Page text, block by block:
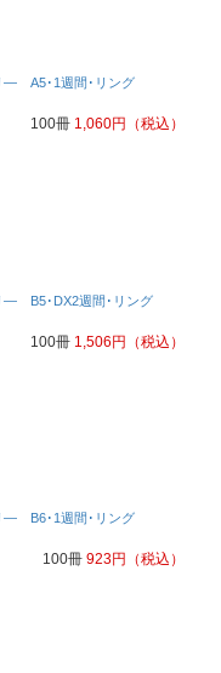
― A5･1週間･リング
100冊 1,060円 （税込）
― B5･DX2週間･リング
100冊 1,506円 （税込）
― B6･1週間･リング
100冊 923円 （税込）